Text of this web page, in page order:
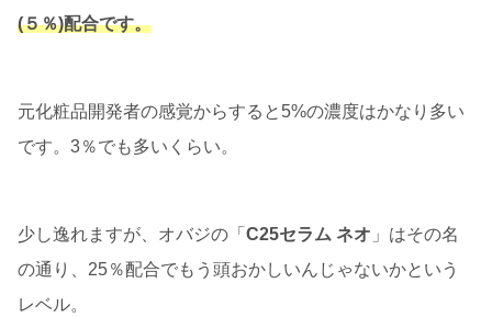
(５％)配合です。
元化粧品開発者の感覚からすると5%の濃度はかなり多い
です。3％でも多いくらい。
少し逸れますが、オバジの「 C25セラム ネオ 」はその名
の通り、25％配合でもう頭おかしいんじゃないかという
レベル。